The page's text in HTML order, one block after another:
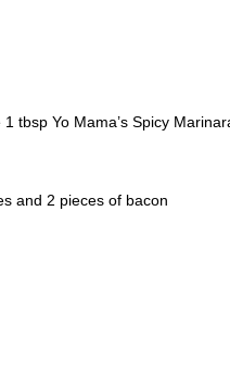
tbsp Yo Mama’s Spicy
and 2 pieces of bacon